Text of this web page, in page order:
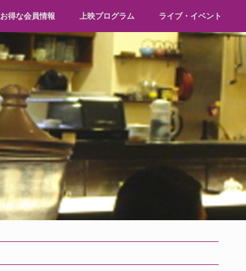
お得な会員情報 上映プログラム ライブ・イベント